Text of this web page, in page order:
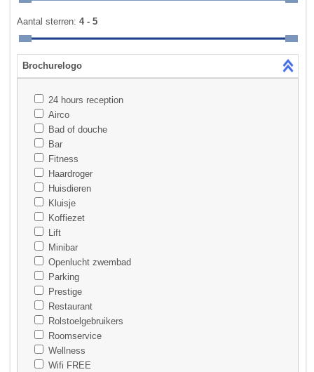
Aantal sterren:4 - 5
Brochurelogo
24 hours reception
Airco
Bad of douche
Bar
Fitness
Haardroger
Huisdieren
Kluisje
Koffiezet
Lift
Minibar
Openlucht zwembad
Parking
Prestige
Restaurant
Rolstoelgebruikers
Roomservice
Wellness
Wifi FREE